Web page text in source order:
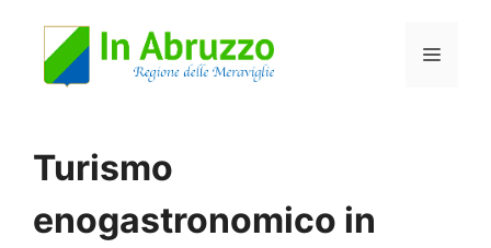
Menu
Turismo
enogastronomico in